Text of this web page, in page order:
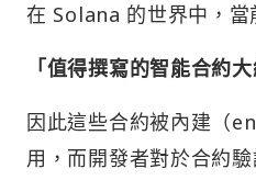
在 Solana 的世界中，當
「值得撰寫的智能合約
因此這些合約被內建（
用，而開發者對於合約